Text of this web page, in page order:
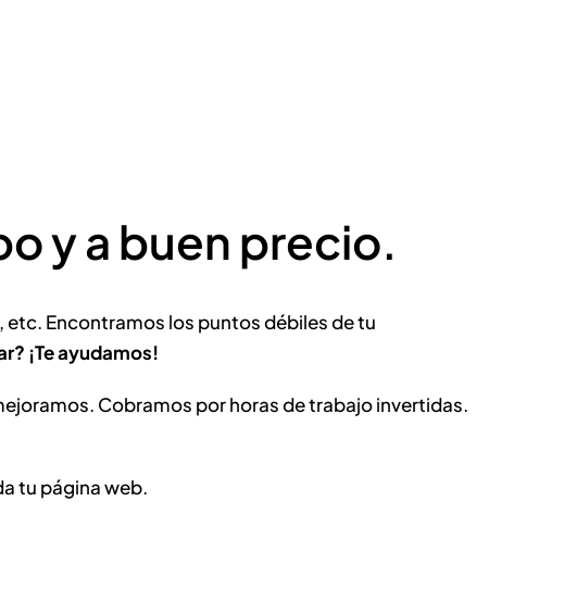
y a buen precio.
Encontramos los puntos débiles de tu
¡Te ayudamos!
Cobramos por horas de trabajo invertidas.
tu página web.